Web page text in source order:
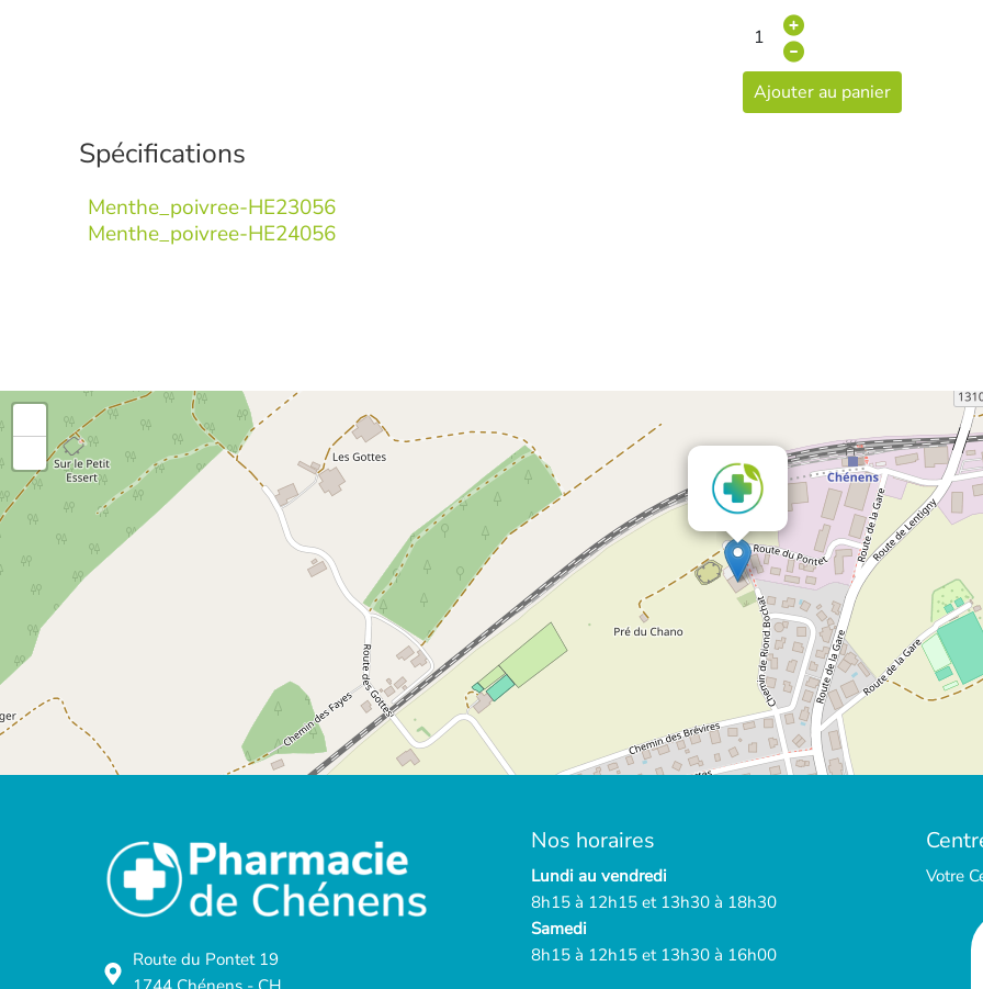
Ajouter au panier
Spécifications
Menthe_poivree-HE23056
Menthe_poivree-HE24056
Route du Pontet 19
Nos horaires
Lundi au vendredi
8h15 à 12h15 et 13h30 à 18h30
Samedi
8h15 à 12h15 et 13h30 à 16h00
Votre